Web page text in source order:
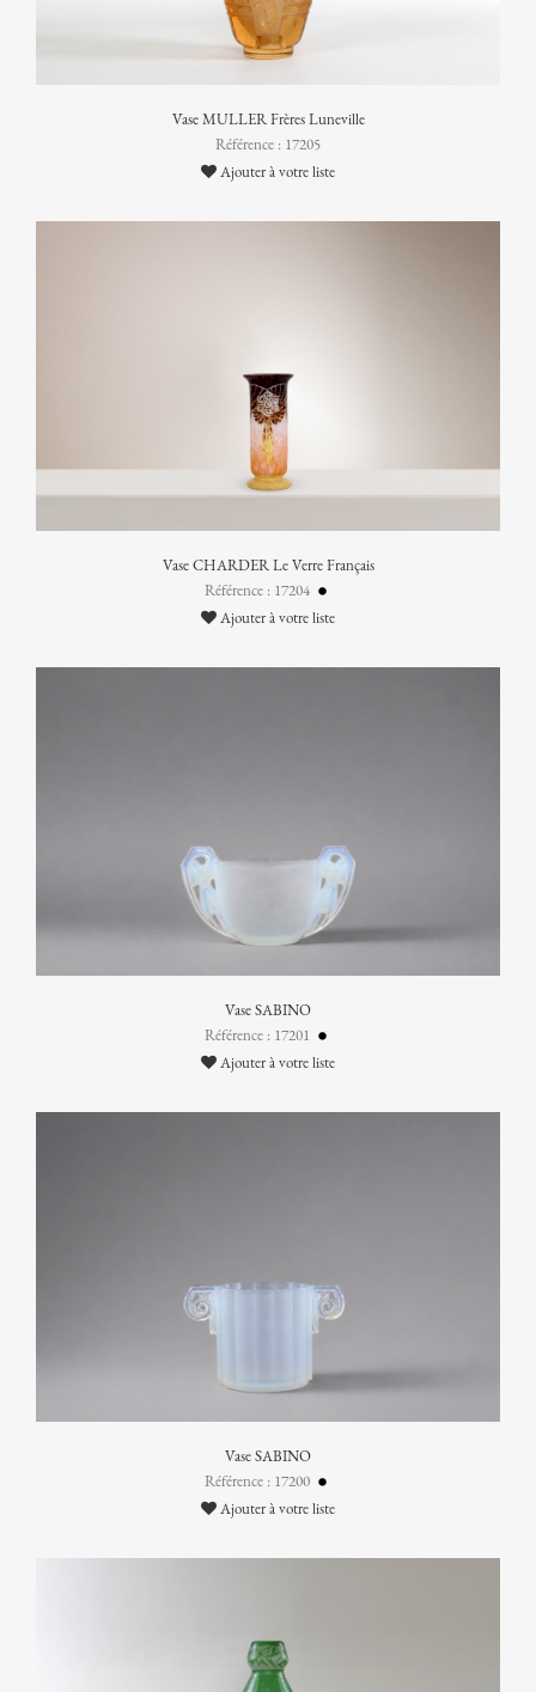
Vase MULLER Frères Luneville
Référence : 17205
Ajouter à votre liste
Vase CHARDER Le Verre Français
Référence : 17204
Ajouter à votre liste
Vase SABINO
Référence : 17201
Ajouter à votre liste
Vase SABINO
Référence : 17200
Ajouter à votre liste